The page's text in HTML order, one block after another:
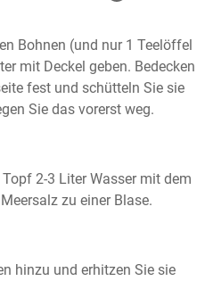
Bohnen (und nur 1 Teelöffel
mit Deckel geben. Bedecken
fest und schütteln Sie sie
Sie das vorerst weg.
2-3 Liter Wasser mit dem
zu einer Blase.
hinzu und erhitzen Sie sie